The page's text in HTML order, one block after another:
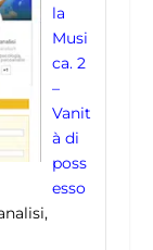
la
Musi
ca. 2
–
Vanit
à di
poss
esso